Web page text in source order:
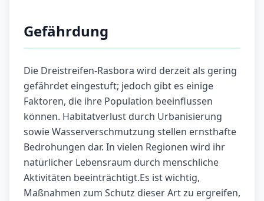
Gefährdung
Die Dreistreifen-Rasbora wird derzeit als gering
gefährdet eingestuft; jedoch gibt es einige
Faktoren, die ihre Population beeinflussen
können. Habitatverlust durch Urbanisierung
sowie Wasserverschmutzung stellen ernsthafte
Bedrohungen dar. In vielen Regionen wird ihr
natürlicher Lebensraum durch menschliche
Aktivitäten beeinträchtigt.Es ist wichtig,
Maßnahmen zum Schutz dieser Art zu ergreifen,